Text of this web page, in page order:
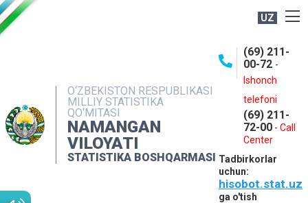
UZ
O‘ZBEKISTON RESPUBLIKASI
MILLIY STATISTIKA
QO‘MITASI
NAMANGAN
VILOYATI
STATISTIKA BOSHQARMASI
(69) 211-
00-72 -
Ishonch
telefoni
(69) 211-
72-00 - Call
Center
Tadbirkorlar
uchun:
hisobot.stat.uz
ga o'tish
NASHRLAR
INTERAKTIV XIZMATLAR
MATBUOT XIZMATI
MUROJAATLAR